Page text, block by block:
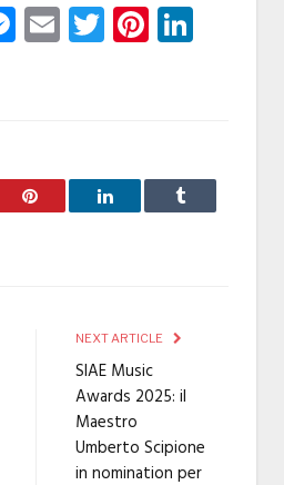
Messenger
EmailTwitter
Pinterest LinkedIn Tumblr
NEXT ARTICLE
SIAE Music
Awards 2025: il
Maestro
Umberto Scipione
in nomination per